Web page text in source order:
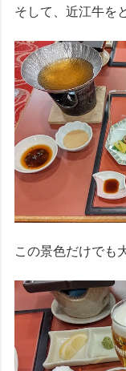
そして、近江牛を
この景色だけでも